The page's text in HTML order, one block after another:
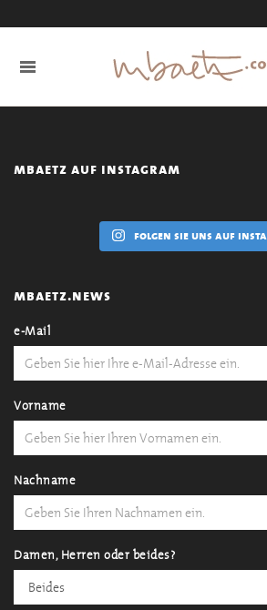
mbaetz auf instagram
folgen sie uns auf
mbaetz.news
e-Mail
Vorname
Nachname
Damen, Herren oder beides?